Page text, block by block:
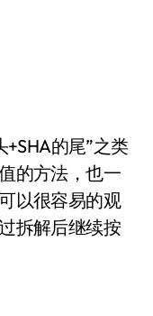
的尾”之类
的方法，也一
以很容易的观
拆解后继续按